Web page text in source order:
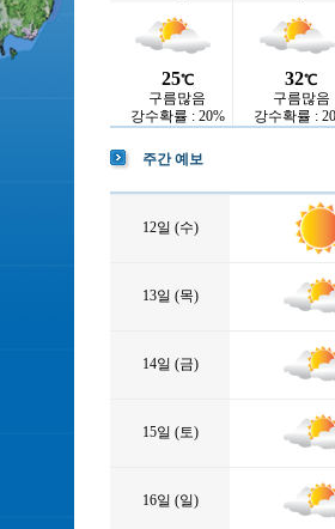
25℃
구름많음
강수확률 : 20%
32℃
구름많음
강수확률 :
주간 예보
12일 (수)
13일 (목)
14일 (금)
15일 (토)
16일 (일)